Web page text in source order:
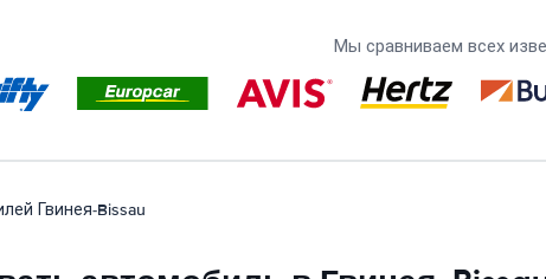
Мы сравниваем всех
Гвинея-Bissau